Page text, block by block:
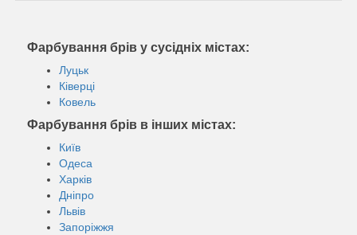
Фарбування брів у сусідніх містах:
Луцьк
Ківерці
Ковель
Фарбування брів в інших містах:
Київ
Одеса
Харків
Дніпро
Львів
Запоріжжя